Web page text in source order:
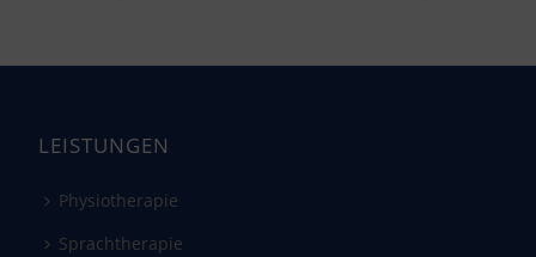
LEISTUNGEN
Physiotherapie
Sprachtherapie